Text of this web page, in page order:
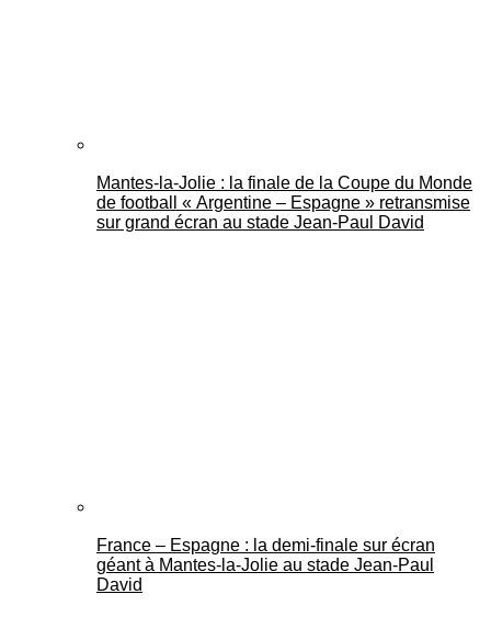
Mantes-la-Jolie : la finale de la Coupe du Monde
de football « Argentine – Espagne » retransmise
sur grand écran au stade Jean-Paul David
France – Espagne : la demi-finale sur écran
géant à Mantes-la-Jolie au stade Jean-Paul
David